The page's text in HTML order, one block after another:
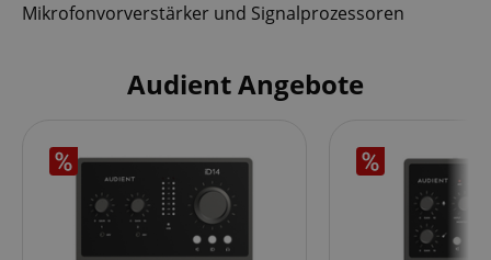
Mikrofonvorverstärker und Signalprozessoren
Audient Angebote